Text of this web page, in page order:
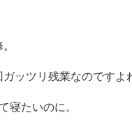
ッツリ残業なのですよ
寝たいのに。